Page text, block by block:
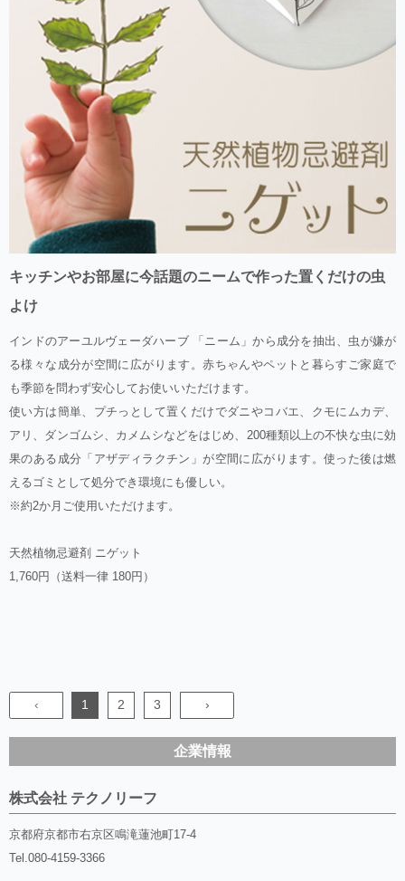
キッチンやお部屋に今話題のニームで作った置くだけの虫
よけ
インドのアーユルヴェーダハーブ 「ニーム」から成分を抽出、虫が嫌が
る様々な成分が空間に広がります。赤ちゃんやペットと暮らすご家庭で
も季節を問わず安心してお使いいただけます。
使い方は簡単、プチっとして置くだけでダニやコバエ、クモにムカデ、
アリ、ダンゴムシ、カメムシなどをはじめ、200種類以上の不快な虫に効
果のある成分「アザディラクチン」が空間に広がります。使った後は燃
えるゴミとして処分でき環境にも優しい。
※約2か月ご使用いただけます。
天然植物忌避剤 ニゲット
1,760円（送料一律 180円）
‹ 1 2 3 ›
企業情報
株式会社 テクノリーフ
京都府京都市右京区鳴滝蓮池町17-4
Tel.080-4159-3366